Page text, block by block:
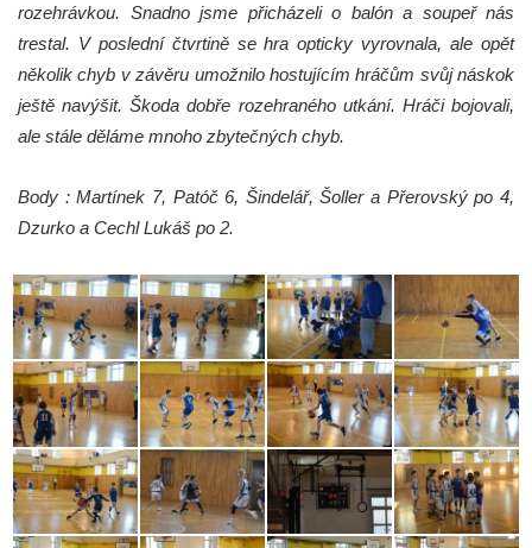
rozehrávkou. Snadno jsme přicházeli o balón a soupeř nás
trestal. V poslední čtvrtině se hra opticky vyrovnala, ale opět
několik chyb v závěru umožnilo hostujícím hráčům svůj náskok
ještě navýšit. Škoda dobře rozehraného utkání. Hráči bojovali,
ale stále děláme mnoho zbytečných chyb.
Body : Martínek 7, Patóč 6, Šindelář, Šoller a Přerovský po 4,
Dzurko a Cechl Lukáš po 2.